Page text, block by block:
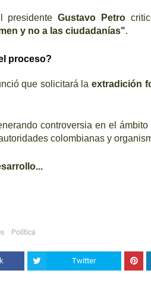
presidenteGustavo Petro
y no a las ciudadanías".
proceso?
que solicitará la extradición
controversia en el
colombianas y
Política
Twitter